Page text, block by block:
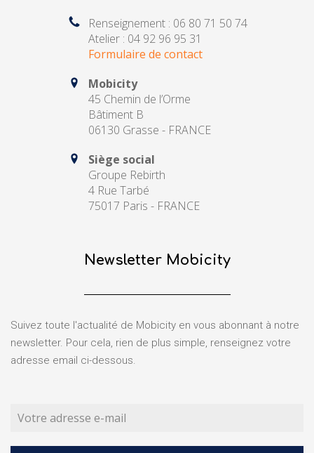
Renseignement : 06 80 71 50 74
Atelier : 04 92 96 95 31
Formulaire de contact
Mobicity
45 Chemin de l’Orme
Bâtiment B
06130 Grasse - FRANCE
Siège social
Groupe Rebirth
4 Rue Tarbé
75017 Paris - FRANCE
Newsletter Mobicity
Suivez toute l'actualité de Mobicity en vous abonnant à notre
newsletter. Pour cela, rien de plus simple, renseignez votre
adresse email ci-dessous.